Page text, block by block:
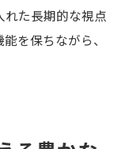
れた長期的な視点
を保ちながら、